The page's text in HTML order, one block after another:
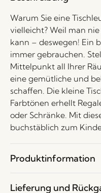
Warum Sie eine
vielleicht? Weil man
kann – deswegen! Ein
immer gebrauchen.
Mittelpunkt all Ihrer
eine gemütliche und
schaffen. Die kleine
Farbtönen erhellt
oder Schränke. Mit
buchstäblich zum
Produktinformation
Lieferung und